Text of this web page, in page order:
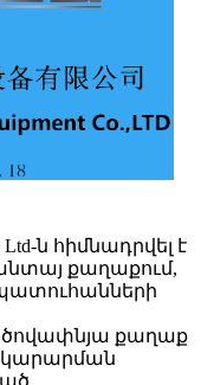
Ltd-ն հիմնադրվել է
քաղաքում,
ծովափնյա քաղաք